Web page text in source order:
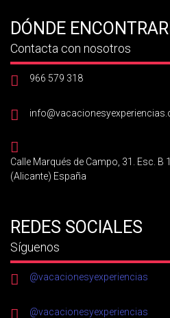
DÓNDE
Contacta con nosotros
966 579 318
Calle Marqués de Campo, 31. Esc. B
(Alicante) España
REDES SOCIALES
Síguenos
@vacacionesyexperiencias
@vacacionesyexperiencias